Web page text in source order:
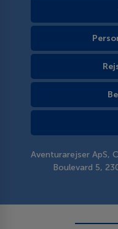
Aventurarejser ApS,
Boulevard 5,